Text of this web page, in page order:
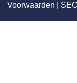
Voorwaarden